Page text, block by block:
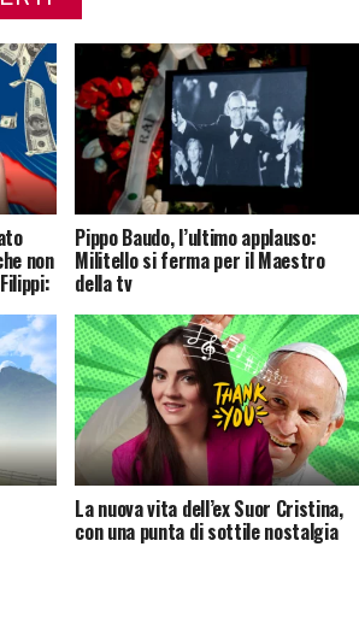
non
Pippo Baudo, l’ultimo applauso:
Militello si ferma per il Maestro
della tv
La nuova vita dell’ex Suor Cristina,
con una punta di sottile nostalgia